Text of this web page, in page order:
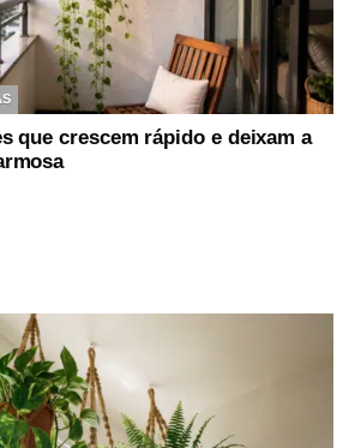
que crescem rápido e deixam a